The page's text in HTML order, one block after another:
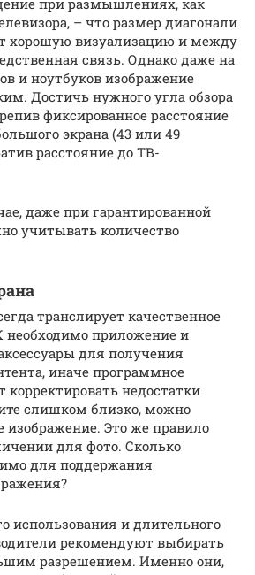
– что размер диагонали
хорошую визуализацию и между
связь. Однако даже на
и ноутбуков изображение
Достичь нужного угла обзора
фиксированное расстояние
экрана (43 или 49
расстояние до ТВ-
даже при гарантированной
учитывать количество
транслирует качественное
необходимо приложение и
для получения
иначе программное
корректировать недостатки
слишком близко, можно
изображение. Это же правило
для фото. Сколько
для поддержания
использования и длительного
рекомендуют выбирать
разрешением. Именно они,